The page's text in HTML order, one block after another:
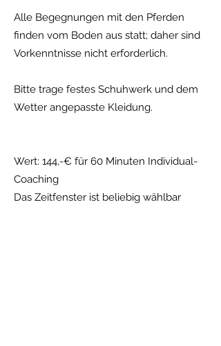
Alle Begegnungen mit den Pferden
finden vom Boden aus statt; daher sind
Vorkenntnisse nicht erforderlich.
Bitte trage festes Schuhwerk und dem
Wetter angepasste Kleidung.
Wert: 144,-€ für 60 Minuten Individual-
Coaching
Das Zeitfenster ist beliebig wählbar